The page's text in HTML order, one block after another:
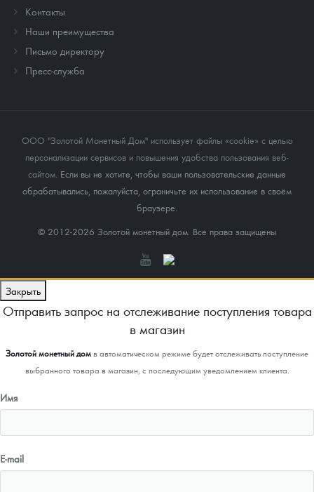
Контакты
Наши преимущества
Письмо директору
Пресс-служба
ООО "Золотой Монетный Дом" использует файлы «cookie» с целью
персонализации сервисов и повышения удобства пользования веб-
сайтом. Если вы не хотите, чтобы ваши пользовательские данные
обрабатывались, пожалуйста, ограничьте их использование в своём
браузере.
© 2012-2026 Золотой монетный дом. Все права защищены
Закрыть
Отправить запрос на отслеживание поступления товара
в магазин
Золотой монетный домв автоматическом режиме будет отслеживать поступление
выбранного товара в магазин, с последующим уведомлением клиента.
Имя
E-mail